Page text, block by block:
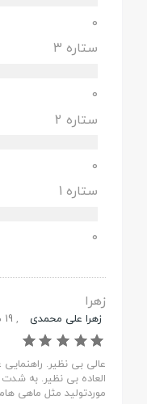
0
ستاره 3
0
ستاره 2
0
ستاره 1
0
زهرا
زهرا علی محمدی , 19 سبتامبر 2020
عالی بی نظیر.
العاده بی نظیر. به
موردتولید مثل ماهی